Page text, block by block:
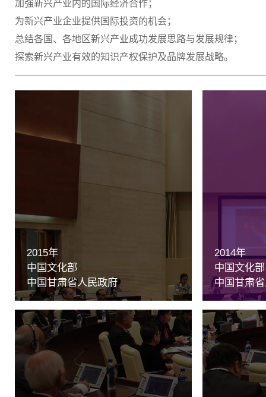
加强新兴产业内的国际经济合作；
为新兴产业企业提供国际投资的机会；
总结各国、各地区新兴产业成功发展思路与发展规律；
探索新兴产业有效的知识产权保护及品牌发展战略。
2015年
中国文化部
中国甘肃省人民政府
2014年
中国文化部
中国甘肃